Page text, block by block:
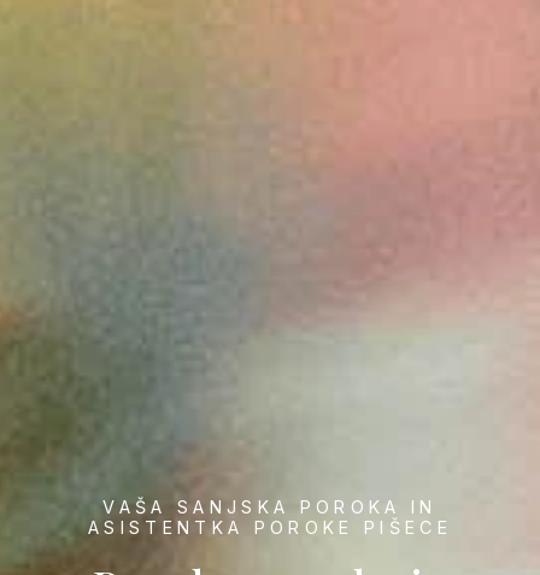
VAŠA SANJSKA POROKA IN
ASISTENTKA POROKE PIŠECE